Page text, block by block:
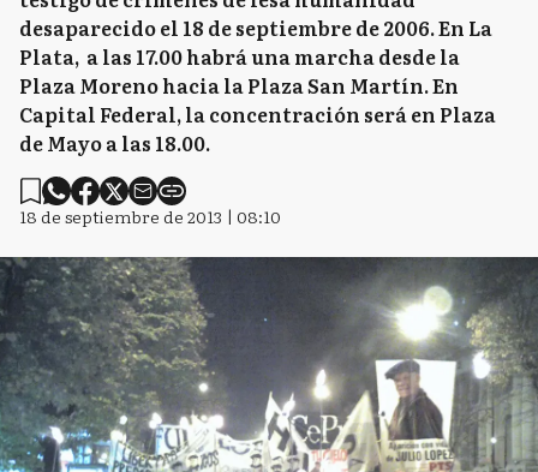
desaparecido el 18 de septiembre de 2006. En La
Plata, a las 17.00 habrá una marcha desde la
Plaza Moreno hacia la Plaza San Martín. En
Capital Federal, la concentración será en Plaza
de Mayo a las 18.00.
18 de septiembre de 2013 | 08:10